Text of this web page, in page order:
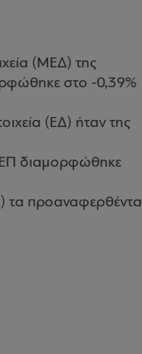
(ΜΕΔ) της
στο -0,39%
(ΕΔ) ήταν της
διαμορφώθηκε
τα προαναφερθέντα